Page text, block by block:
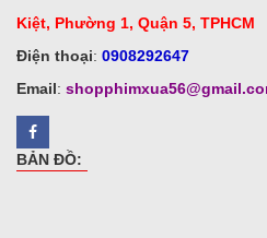
Kiệt, Phường 1, Quận 5, TPHCM
Điện thoại: 0908292647
Email:
BẢN ĐỒ: